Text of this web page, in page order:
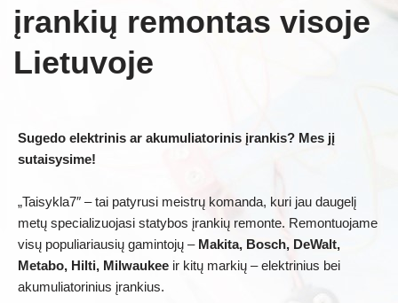
įrankių remontas visoje
Lietuvoje
Sugedo elektrinis ar akumuliatorinis įrankis? Mes jį
sutaisysime!
„Taisykla7″ – tai patyrusi meistrų komanda, kuri jau daugelį
metų specializuojasi statybos įrankių remonte. Remontuojame
visų populiariausių gamintojų – Makita, Bosch, DeWalt,
Metabo, Hilti, Milwaukee ir kitų markių – elektrinius bei
akumuliatorinius įrankius.